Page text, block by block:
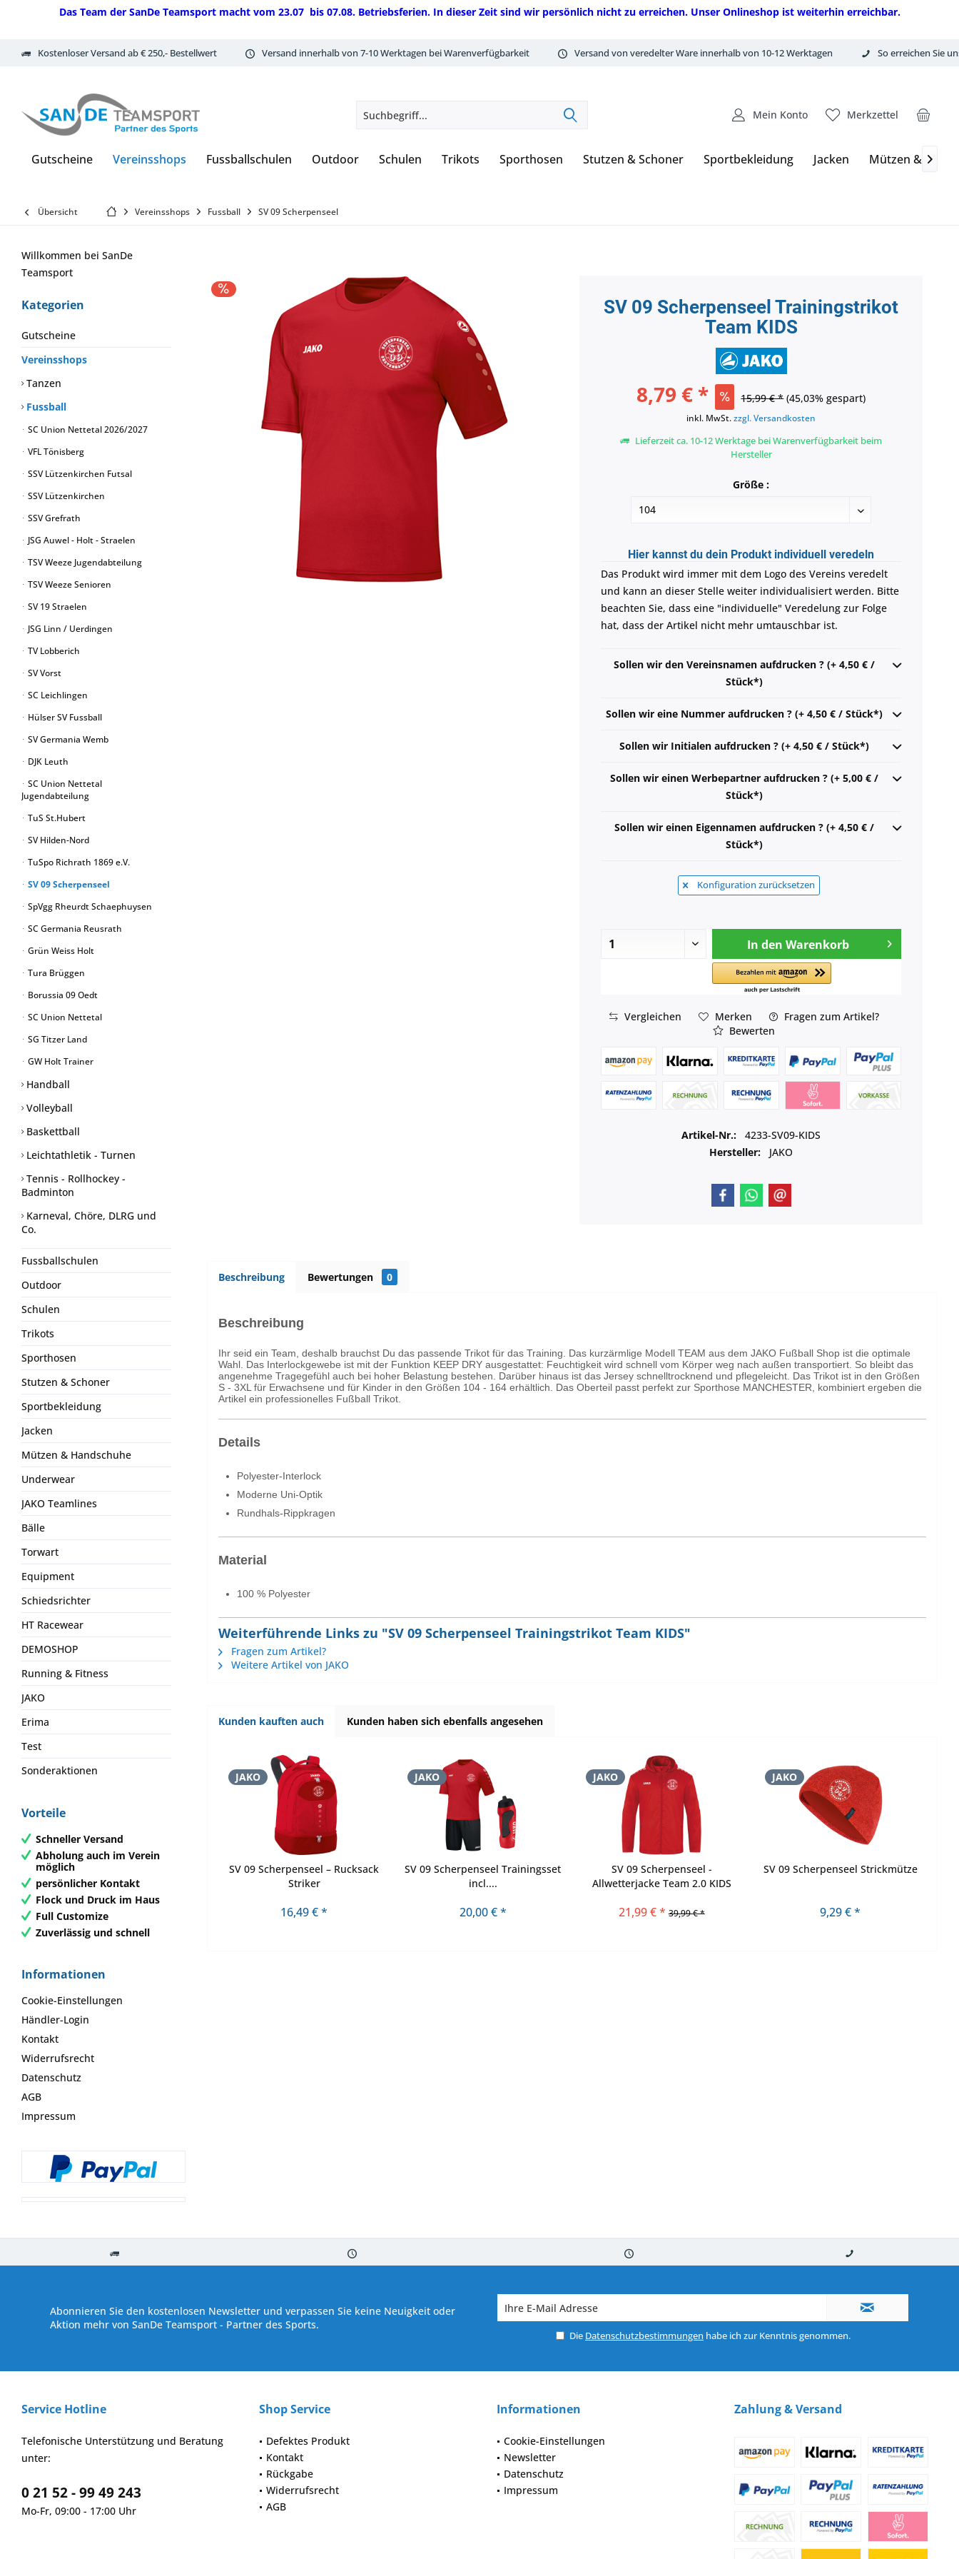
Das Team der SanDe Teamsport macht vom 23.07 bis 07.08. Betriebsferien. In dieser Zeit sind wir persönlich nicht zu erreichen. Unser Onlineshop ist weiterhin erreichbar.
Kostenloser Versand ab € 250,- Bestellwert Versand innerhalb von 7-10 Werktagen bei Warenverfügbarkeit Versand von veredelter Ware innerhalb von 10-12 Werktagen So erreichen Sie
Merkzettel
Mein Konto
Gutscheine Vereinsshops Fussballschulen Outdoor Schulen Trikots Sporthosen Stutzen & Schoner Sportbekleidung Jacken Mützen & 
Übersicht Vereinsshops Fussball SV 09 Scherpenseel
Willkommen bei SanDe
Teamsport
Kategorien
Gutscheine
Vereinsshops
Tanzen
Fussball
SC Union Nettetal 2026/2027
VFL Tönisberg
SSV Lützenkirchen Futsal
SSV Lützenkirchen
SSV Grefrath
JSG Auwel - Holt - Straelen
TSV Weeze Jugendabteilung
TSV Weeze Senioren
SV 19 Straelen
JSG Linn / Uerdingen
TV Lobberich
SV Vorst
SC Leichlingen
Hülser SV Fussball
SV Germania Wemb
DJK Leuth
SC Union Nettetal
Jugendabteilung
TuS St.Hubert
SV Hilden-Nord
TuSpo Richrath 1869 e.V.
SV 09 Scherpenseel
SpVgg Rheurdt Schaephuysen
SC Germania Reusrath
Grün Weiss Holt
Tura Brüggen
Borussia 09 Oedt
SC Union Nettetal
SG Titzer Land
GW Holt Trainer
Handball
Volleyball
Baskettball
Leichtathletik - Turnen
Tennis - Rollhockey -
Badminton
Karneval, Chöre, DLRG und
Co.
Fussballschulen
Outdoor
Schulen
Trikots
Sporthosen
Stutzen & Schoner
Sportbekleidung
Jacken
Mützen & Handschuhe
Underwear
JAKO Teamlines
Bälle
Torwart
Equipment
Schiedsrichter
HT Racewear
DEMOSHOP
Running & Fitness
JAKO
Erima
Test
Sonderaktionen
Vorteile
Schneller Versand
Abholung auch im Verein
möglich
persönlicher Kontakt
Flock und Druck im Haus
Full Customize
Zuverlässig und schnell
Informationen
Cookie-Einstellungen
Händler-Login
Kontakt
Widerrufsrecht
Datenschutz
AGB
Impressum
SV 09 Scherpenseel Trainingstrikot
Team KIDS
8,79 € * 15,99 € * (45,03% gespart)
inkl. MwSt.zzgl. Versandkosten
Lieferzeit ca. 10-12 Werktage bei Warenverfügbarkeit beim
Hersteller
Größe :
Hier kannst du dein Produkt individuell veredeln
Das Produkt wird immer mit dem Logo des Vereins veredelt
und kann an dieser Stelle weiter individualisiert werden. Bitte
beachten Sie, dass eine "individuelle" Veredelung zur Folge
hat, dass der Artikel nicht mehr umtauschbar ist.
Sollen wir den Vereinsnamen aufdrucken ? (+ 4,50 € /
Stück*)
Sollen wir eine Nummer aufdrucken ? (+ 4,50 € / Stück*)
Sollen wir Initialen aufdrucken ? (+ 4,50 € / Stück*)
Sollen wir einen Werbepartner aufdrucken ? (+ 5,00 € /
Stück*)
Sollen wir einen Eigennamen aufdrucken ? (+ 4,50 € /
Stück*)
Konfiguration zurücksetzen
In den Warenkorb
Vergleichen Merken
Fragen zum Artikel?
Bewerten
Artikel-Nr.:
4233-SV09-KIDS
Hersteller:
JAKO
Beschreibung Bewertungen 0
Beschreibung
Ihr seid ein Team, deshalb brauchst Du das passende Trikot für das Training. Das kurzärmlige Modell TEAM aus dem JAKO Fußball Shop ist die optimale
Wahl. Das Interlockgewebe ist mit der Funktion KEEP DRY ausgestattet: Feuchtigkeit wird schnell vom Körper weg nach außen transportiert. So bleibt das
angenehme Tragegefühl auch bei hoher Belastung bestehen. Darüber hinaus ist das Jersey schnelltrocknend und pflegeleicht. Das Trikot ist in den Größen
S - 3XL für Erwachsene und für Kinder in den Größen 104 - 164 erhältlich. Das Oberteil passt perfekt zur Sporthose MANCHESTER, kombiniert ergeben die
Artikel ein professionelles Fußball Trikot.
Details
Polyester-Interlock
Moderne Uni-Optik
Rundhals-Rippkragen
Material
100 % Polyester
Weiterführende Links zu "SV 09 Scherpenseel Trainingstrikot Team KIDS"
Fragen zum Artikel?
Weitere Artikel von JAKO
Kunden kauften auch Kunden haben sich ebenfalls angesehen
JAKO
SV 09 Scherpenseel – Rucksack
Striker
16,49 € *
JAKO
SV 09 Scherpenseel Trainingsset
incl....
20,00 € *
JAKO
SV 09 Scherpenseel -
Allwetterjacke Team 2.0 KIDS
21,99 € * 39,99 € *
JAKO
SV 09 Scherpenseel Strickmütze
9,29 € *
Abonnieren Sie den kostenlosen Newsletter und verpassen Sie keine Neuigkeit oder
Aktion mehr von SanDe Teamsport - Partner des Sports.
Die Datenschutzbestimmungen habe ich zur Kenntnis genommen.
Service Hotline
Telefonische Unterstützung und Beratung
unter:
0 21 52 - 99 49 243
Mo-Fr, 09:00 - 17:00 Uhr
Shop Service
Defektes Produkt
Kontakt
Rückgabe
Widerrufsrecht
AGB
Informationen
Cookie-Einstellungen
Newsletter
Datenschutz
Impressum
Zahlung & Versand